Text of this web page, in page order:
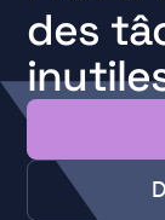
des